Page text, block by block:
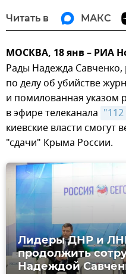
Читать в МАКС
МОСКВА, 18 янв – РИА
Рады Надежда Савченко,
по делу об убийстве
и помилованная указом
в эфире телеканала
киевские власти смогут
"сдачи" Крыма России.
Лидеры ДНР и
продолжить
Надеждой